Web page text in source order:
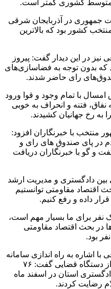
ریاست جمهوری در آذربایجان شرقی
کشور بود که بالاترین
در این دیدار گفت: پیروز
که بدون توجه به فضاسازی‌های
رای حاضر شدند.
با تمام وجود و قوا ورود
فتنه و انحراف به خوبی
به رخ جهانیان کشیدند.
منتخب با خبرنگاران افزود:
در پای صندوق های رای و
و گو با خبرنگاران دریافت
بین دادگستری و مدیریت ارشد
اقتصاد مقاومتی توانستیم
نفر برای ما بسیار مهم است،
در بحث اقتصاد مقاومتی
اشاره به راه اندازی سامانه
سنجش درصد رضایت مندی مردم از دستگاه قضایی گفت: ۷۶
استان در اسفند ماه
رضایت کردند.